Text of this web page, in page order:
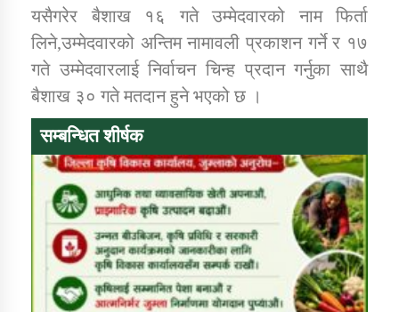
यसैगरेर बैशाख १६ गते उम्मेदवारको नाम फिर्ता
लिने,उम्मेदवारको अन्तिम नामावली प्रकाशन गर्ने र १७
गते उम्मेदवारलाई निर्वाचन चिन्ह प्रदान गर्नुका साथै
बैशाख ३० गते मतदान हुने भएको छ ।
सम्बन्धित शीर्षक